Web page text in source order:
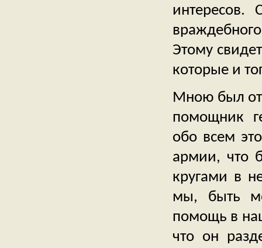
Этому
которые и
Мною был
помощник
обо всем
армии, что
кругами в
мы, быть
помощь в
что он